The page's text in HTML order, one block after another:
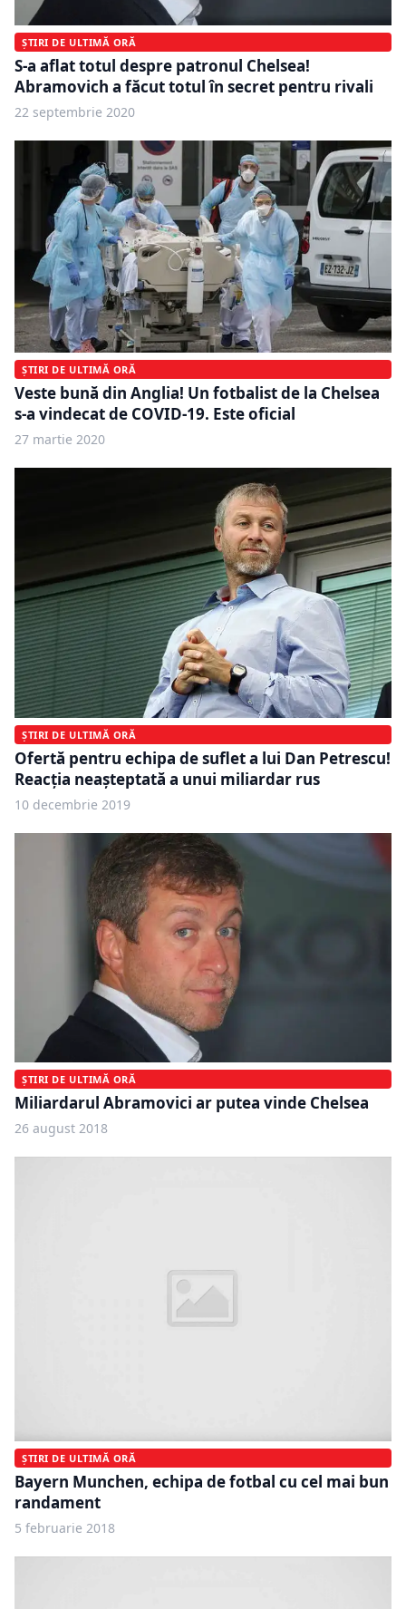
ȘTIRI DE ULTIMĂ ORĂ
S-a aflat totul despre patronul Chelsea!
Abramovich a făcut totul în secret pentru rivali
22 septembrie 2020
ȘTIRI DE ULTIMĂ ORĂ
Veste bună din Anglia! Un fotbalist de la Chelsea
s-a vindecat de COVID-19. Este oficial
27 martie 2020
ȘTIRI DE ULTIMĂ ORĂ
Ofertă pentru echipa de suflet a lui Dan Petrescu!
Reacția neașteptată a unui miliardar rus
10 decembrie 2019
ȘTIRI DE ULTIMĂ ORĂ
Miliardarul Abramovici ar putea vinde Chelsea
26 august 2018
ȘTIRI DE ULTIMĂ ORĂ
Bayern Munchen, echipa de fotbal cu cel mai bun
randament
5 februarie 2018